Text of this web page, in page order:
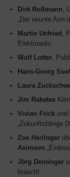
Dirk Roßmann,
„Der neunte Arm
Martin Unfried ,
Elektroauto
Wolf Lotter,
Hans-Georg
Laura
Jim Raketes
Vivian Frick und
„Zukunftsfähige
Zoe Herlinger
Asimovs
Jörg Deininger
braucht